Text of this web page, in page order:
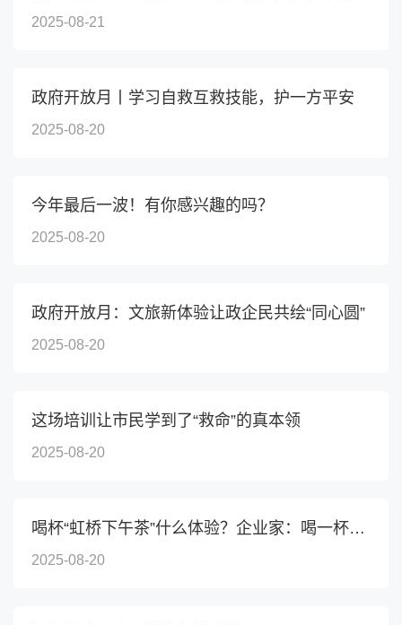
2025-08-21
政府开放月丨学习自救互救技能，护一方平安
2025-08-20
今年最后一波！有你感兴趣的吗？
2025-08-20
政府开放月：文旅新体验让政企民共绘“同心圆”
2025-08-20
这场培训让市民学到了“救命”的真本领
2025-08-20
喝杯“虹桥下午茶”什么体验？企业家：喝一杯，政策有了...
2025-08-20